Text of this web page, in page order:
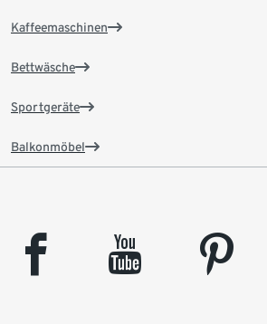
Kaffeemaschinen
Bettwäsche
Sportgeräte
Balkonmöbel
facebook youtube pinterest